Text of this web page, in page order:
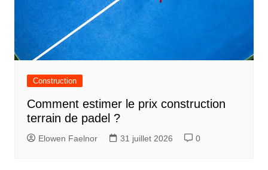
Construction
Comment estimer le prix construction
terrain de padel ?
Elowen Faelnor 31 juillet 2026 0